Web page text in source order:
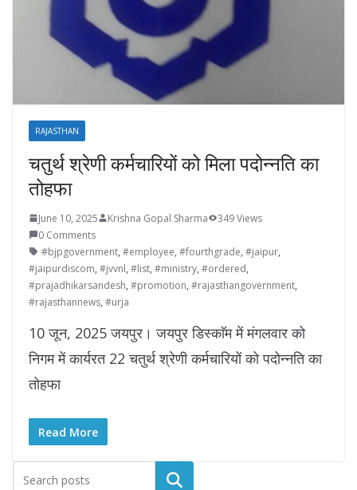
RAJASTHAN
चतुर्थ श्रेणी कर्मचारियों को मिला पदोन्नति का
तोहफा
June 10, 2025 Krishna Gopal Sharma
349 Views
0 Comments
#bjpgovernment, #employee, #fourthgrade, #jaipur,
#jaipurdiscom, #jvvnl, #list, #ministry, #ordered,
#prajadhikarsandesh, #promotion, #rajasthangovernment,
#rajasthannews, #urja
10 जून, 2025 जयपुर। जयपुर डिस्काॅम में मंगलवार को
निगम में कार्यरत 22 चतुर्थ श्रेणी कर्मचारियों को पदोन्नति का
तोहफा
Read More